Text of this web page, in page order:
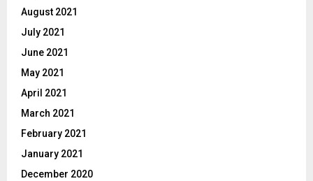
August 2021
July 2021
June 2021
May 2021
April 2021
March 2021
February 2021
January 2021
December 2020